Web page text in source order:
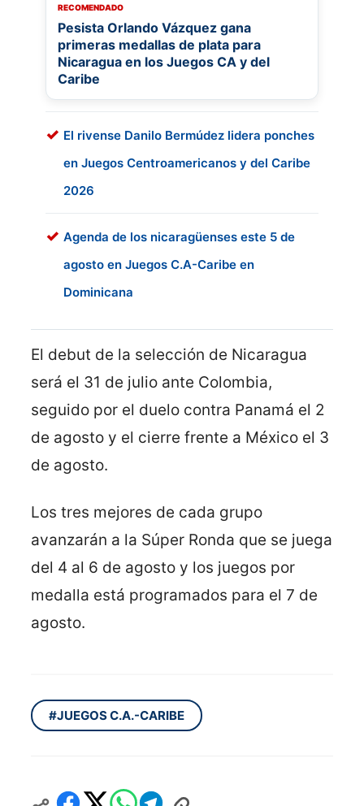
RECOMENDADO
Pesista Orlando Vázquez gana
primeras medallas de plata para
Nicaragua en los Juegos CA y del
Caribe
El rivense Danilo Bermúdez lidera ponches
en Juegos Centroamericanos y del Caribe
2026
Agenda de los nicaragüenses este 5 de
agosto en Juegos C.A-Caribe en
Dominicana
El debut de la selección de Nicaragua
será el 31 de julio ante Colombia,
seguido por el duelo contra Panamá el 2
de agosto y el cierre frente a México el 3
de agosto.
Los tres mejores de cada grupo
avanzarán a la Súper Ronda que se juega
del 4 al 6 de agosto y los juegos por
medalla está programados para el 7 de
agosto.
#JUEGOS C.A.-CARIBE